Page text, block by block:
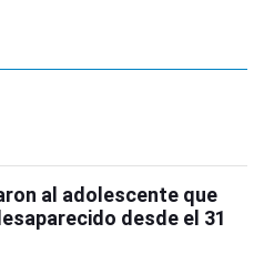
al adolescente que
desde el 31